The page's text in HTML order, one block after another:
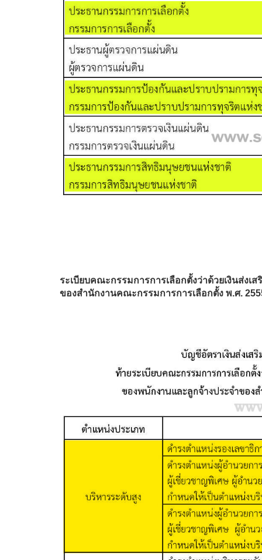
ระเบียบคณะกรรมการการเลือกตั้งว่าด้วยเงินส่ง
ของสำนักงานคณะกรรมการการเลือกตั้ง พ.ศ.